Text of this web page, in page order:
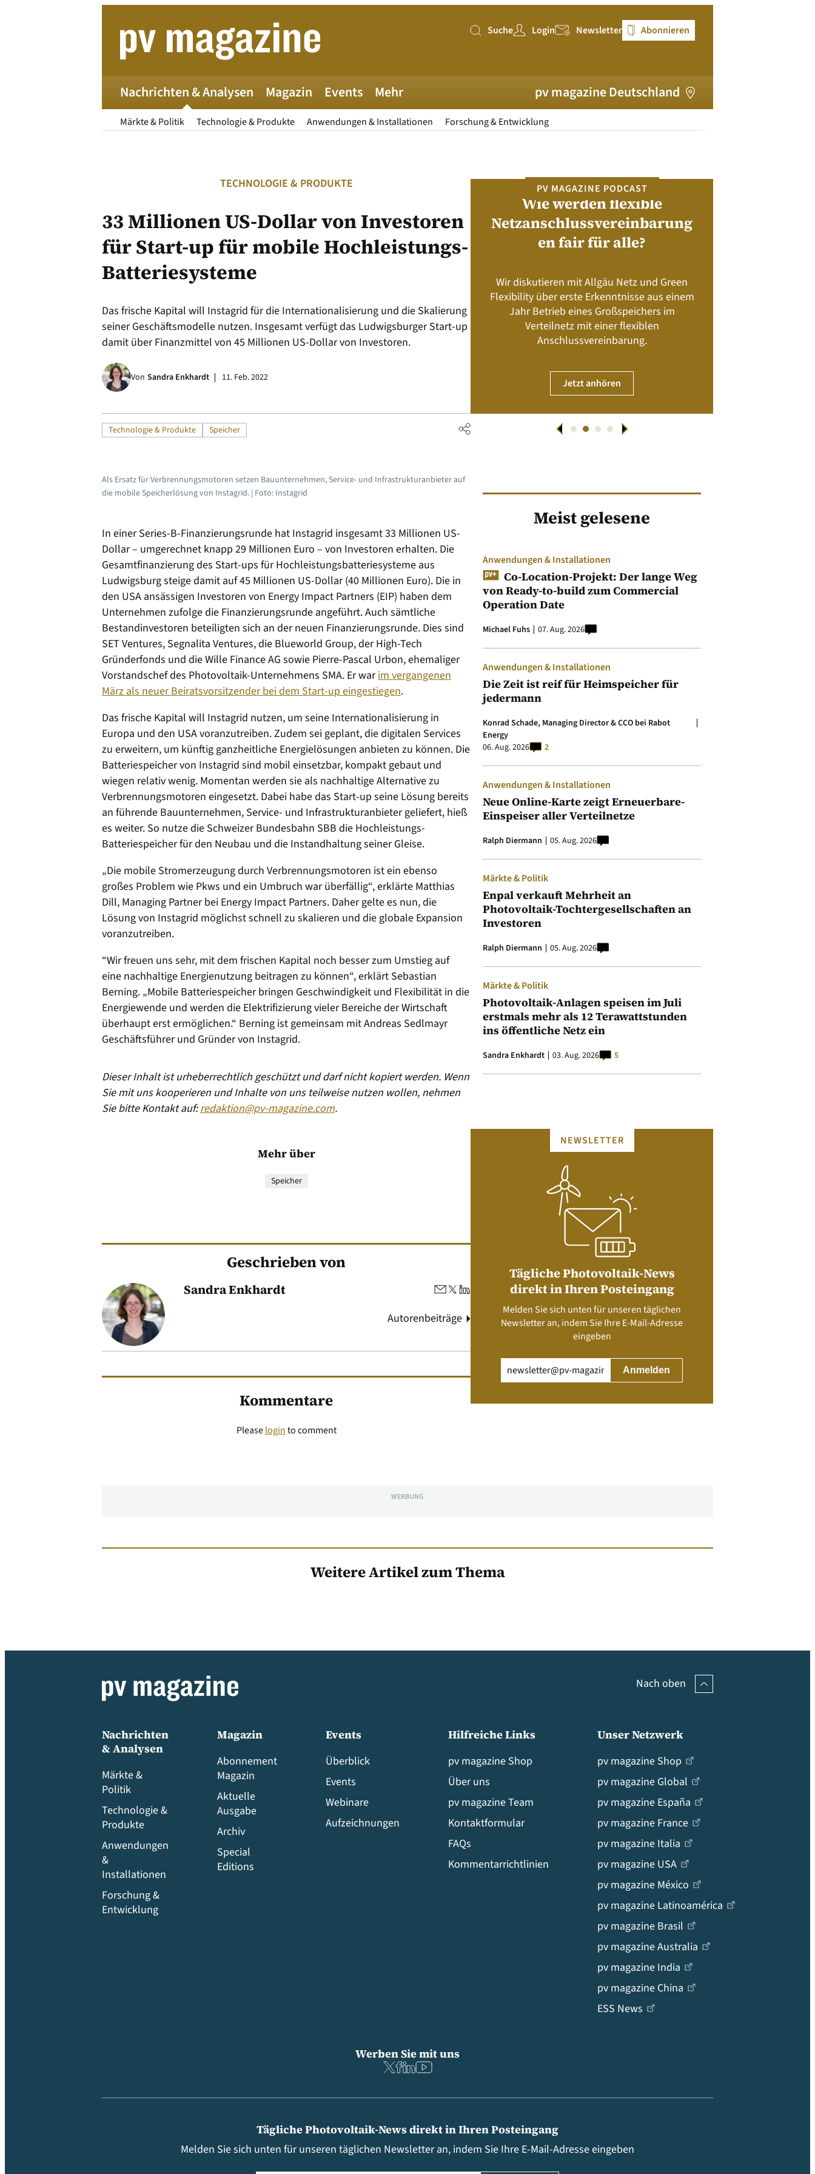
Suche
Suche Login Newsletter Abonnieren
Nachrichten & Analysen
Märkte & Politik Technologie & Produkte Anwendungen & Installationen Forschung & Entwicklung
Magazin Events Mehr pv magazine Deutschland
TECHNOLOGIE & PRODUKTE
33 Millionen US-Dollar von Investoren
für Start-up für mobile Hochleistungs-
Batteriesysteme
Das frische Kapital will Instagrid für die Internationalisierung und die Skalierung
seiner Geschäftsmodelle nutzen. Insgesamt verfügt das Ludwigsburger Start-up
damit über Finanzmittel von 45 Millionen US-Dollar von Investoren.
Von Sandra Enkhardt 11. Feb. 2022
Technologie & Produkte Speicher
Als Ersatz für Verbrennungsmotoren setzen Bauunternehmen, Service- und Infrastrukturanbieter auf
die mobile Speicherlösung von Instagrid. | Foto: Instagrid
In einer Series-B-Finanzierungsrunde hat Instagrid insgesamt 33 Millionen US-
Dollar – umgerechnet knapp 29 Millionen Euro – von Investoren erhalten. Die
Gesamtfinanzierung des Start-ups für Hochleistungsbatteriesysteme aus
Ludwigsburg steige damit auf 45 Millionen US-Dollar (40 Millionen Euro). Die in
den USA ansässigen Investoren von Energy Impact Partners (EIP) haben dem
Unternehmen zufolge die Finanzierungsrunde angeführt. Auch sämtliche
Bestandinvestoren beteiligten sich an der neuen Finanzierungsrunde. Dies sind
SET Ventures, Segnalita Ventures, die Blueworld Group, der High-Tech
Gründerfonds und die Wille Finance AG sowie Pierre-Pascal Urbon, ehemaliger
Vorstandschef des Photovoltaik-Unternehmens SMA. Er warim vergangenen
März als neuer Beiratsvorsitzender bei dem Start-up eingestiegen.
Das frische Kapital will Instagrid nutzen, um seine Internationalisierung in
Europa und den USA voranzutreiben. Zudem sei geplant, die digitalen Services
zu erweitern, um künftig ganzheitliche Energielösungen anbieten zu können. Die
Batteriespeicher von Instagrid sind mobil einsetzbar, kompakt gebaut und
wiegen relativ wenig. Momentan werden sie als nachhaltige Alternative zu
Verbrennungsmotoren eingesetzt. Dabei habe das Start-up seine Lösung bereits
an führende Bauunternehmen, Service- und Infrastrukturanbieter geliefert, hieß
es weiter. So nutze die Schweizer Bundesbahn SBB die Hochleistungs-
Batteriespeicher für den Neubau und die Instandhaltung seiner Gleise.
„Die mobile Stromerzeugung durch Verbrennungsmotoren ist ein ebenso
großes Problem wie Pkws und ein Umbruch war überfällig“, erklärte Matthias
Dill, Managing Partner bei Energy Impact Partners. Daher gelte es nun, die
Lösung von Instagrid möglichst schnell zu skalieren und die globale Expansion
voranzutreiben.
“Wir freuen uns sehr, mit dem frischen Kapital noch besser zum Umstieg auf
eine nachhaltige Energienutzung beitragen zu können“, erklärt Sebastian
Berning. „Mobile Batteriespeicher bringen Geschwindigkeit und Flexibilität in die
Energiewende und werden die Elektrifizierung vieler Bereiche der Wirtschaft
überhaupt erst ermöglichen.“ Berning ist gemeinsam mit Andreas Sedlmayr
Geschäftsführer und Gründer von Instagrid.
Dieser Inhalt ist urheberrechtlich geschützt und darf nicht kopiert werden. Wenn
Sie mit uns kooperieren und Inhalte von uns teilweise nutzen wollen, nehmen
Sie bitte Kontakt auf:redaktion@pv-magazine.com.
Mehr über
Speicher
Geschrieben von
Sandra Enkhardt
Autorenbeiträge
Kommentare
Pleaseloginto comment
PV MAGAZINE DEUTSCHLAND
Die neue pv magazine Deutschland Ausgabe
ist jetzt verfügbar!
Geschäftsmodelle
PV MAGAZINE PODCAST
Wie werden flexible
Netzanschlussvereinbarung
en fair für alle?
Wir diskutieren mit Allgäu Netz und Green
Flexibility über erste Erkenntnisse aus einem
Jahr Betrieb eines Großspeichers im
Verteilnetz mit einer flexiblen
Anschlussvereinbarung.
Jetzt anhören
Meist gelesene
Anwendungen & Installationen
Co-Location-Projekt: Der lange Weg
von Ready-to-build zum Commercial
Operation Date
Michael Fuhs 07. Aug. 2026
Anwendungen & Installationen
Die Zeit ist reif für Heimspeicher für
jedermann
Konrad Schade, Managing Director & CCO bei Rabot
Energy
06. Aug. 2026
2
Anwendungen & Installationen
Neue Online-Karte zeigt Erneuerbare-
Einspeiser aller Verteilnetze
Ralph Diermann 05. Aug. 2026
Märkte & Politik
Enpal verkauft Mehrheit an
Photovoltaik-Tochtergesellschaften an
Investoren
Ralph Diermann 05. Aug. 2026
Märkte & Politik
Photovoltaik-Anlagen speisen im Juli
erstmals mehr als 12 Terawattstunden
ins öffentliche Netz ein
Sandra Enkhardt 03. Aug. 2026 5
NEWSLETTER
Tägliche Photovoltaik-News
direkt in Ihren Posteingang
Melden Sie sich unten für unseren täglichen
Newsletter an, indem Sie Ihre E-Mail-Adresse
eingeben
(erforderlich)
WERBUNG
Weitere Artikel zum Thema
Nach oben
Nachrichten
& Analysen
Märkte &
Politik
Technologie &
Produkte
Anwendungen
&
Installationen
Forschung &
Entwicklung
Magazin
Abonnement
Magazin
Aktuelle
Ausgabe
Archiv
Special
Editions
Events
Überblick
Events
Webinare
Aufzeichnungen
Hilfreiche Links
pv magazine Shop
Über uns
pv magazine Team
Kontaktformular
FAQs
Kommentarrichtlinien
Unser Netzwerk
pv magazine Shop
pv magazine Global
pv magazine España
pv magazine France
pv magazine Italia
pv magazine USA
pv magazine México
pv magazine Latinoamérica
pv magazine Brasil
pv magazine Australia
pv magazine India
pv magazine China
ESS News
Tägliche Photovoltaik-News direkt in Ihren Posteingang
Melden Sie sich unten für unseren täglichen Newsletter an, indem Sie Ihre E-Mail-Adresse eingeben
Werben Sie mit uns